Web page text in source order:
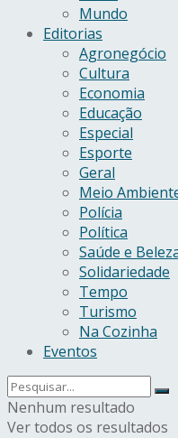
Mundo
Editorias
Agronegócio
Cultura
Economia
Educação
Especial
Esporte
Geral
Meio
Polícia
Política
Saúde e
Solidariedade
Tempo
Turismo
Na Cozinha
Eventos
Nenhum resultado
Ver todos os resultados